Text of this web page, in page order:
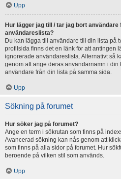
Upp
Hur lägger jag till / tar jag bort
användareslista?
Du kan lägga till användare till din lista på
profilsida finns det en länk för att antingen
ignorerade användareslista. Alternativt så
genom att ange deras användarnamn i
användare från din lista på samma sida.
Upp
Sökning på forumet
Hur söker jag på forumet?
Ange en term i sökrutan som finns på
Avancerad sökning kan nås genom att
som finns på alla sidor på forumet. Hur
beroende på vilken stil som används.
Upp